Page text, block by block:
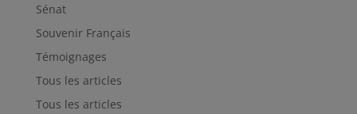
Sénat
Souvenir Français
Témoignages
Tous les articles
Tous les articles